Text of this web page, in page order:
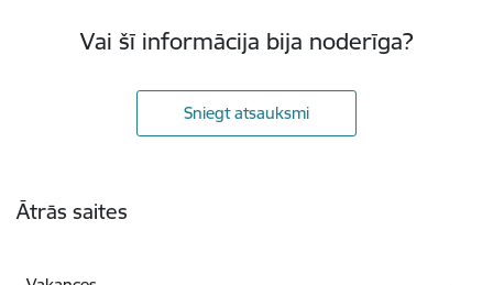
Vai šī informācija bija noderīga?
Sniegt atsauksmi
Ātrās saites